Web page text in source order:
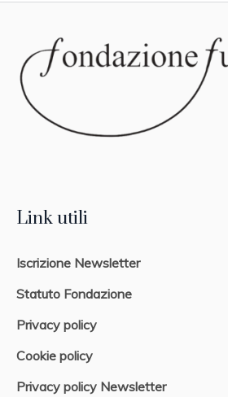
Link utili
Iscrizione Newsletter
Statuto Fondazione
Privacy policy
Cookie policy
Privacy policy Newsletter